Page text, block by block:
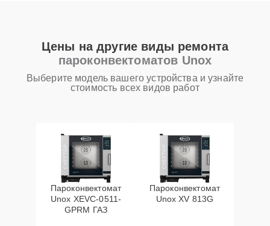
Цены на другие виды ремонта
пароконвектоматов Unox
Выберите модель вашего устройства и узнайте
стоимость всех видов работ
Пароконвектомат
Unox XEVC-0511-
GPRM ГАЗ
Пароконвектомат
Unox XV 813G